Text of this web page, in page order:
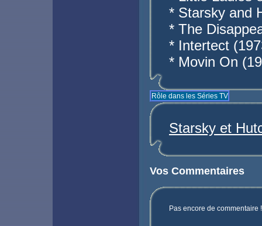
* Starsky and
* The
* Intertect
* Movin On
Rôle dans les Séries TV
Starsky et
Vos Commentaires
Pas encore de commentaire